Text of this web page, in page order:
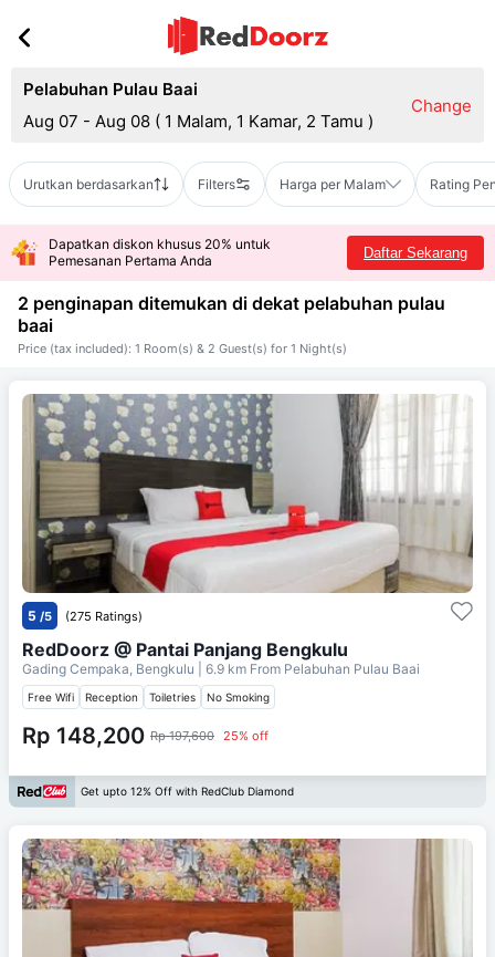
Pelabuhan Pulau Baai
Aug 07 - Aug 08 ( 1 Malam, 1 Kamar, 2 Tamu )
Change
Urutkan berdasarkan Filters Harga per Malam Rating
Dapatkan diskon khusus 20% untuk
Pemesanan Pertama Anda
Daftar Sekarang
2 penginapan ditemukan di dekat pelabuhan pulau
baai
Price (tax included): 1 Room(s) & 2 Guest(s) for 1 Night(s)
5 /5 (275 Ratings)
RedDoorz @ Pantai Panjang Bengkulu
Gading Cempaka, Bengkulu | 6.9 km From Pelabuhan Pulau Baai
Free Wifi Reception Toiletries No Smoking
Rp 148,200 Rp 197,600 25% off
Get upto 12% Off with RedClub Diamond